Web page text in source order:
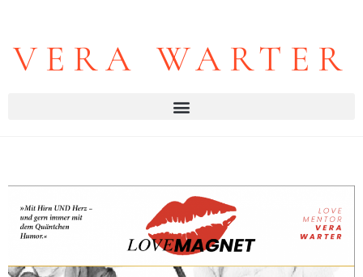
VERA WARTER